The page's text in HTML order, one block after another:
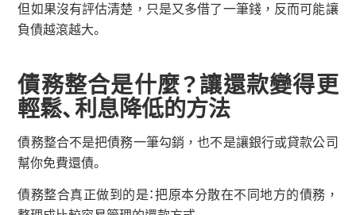
但如果沒有評估清楚，只是又多借了一筆錢，反而可能讓
負債越滾越大。
債務整合是什麼？讓還款變得更
輕鬆、利息降低的方法
債務整合不是把債務一筆勾銷，也不是讓銀行或貸款公司
幫你免費還債。
債務整合真正做到的是：把原本分散在不同地方的債務，